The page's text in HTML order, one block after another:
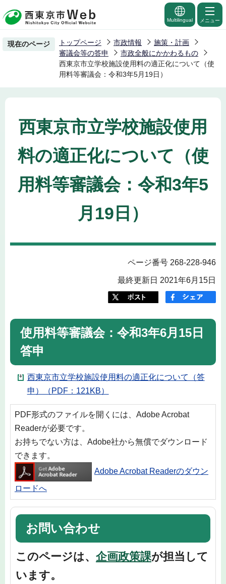
の
ー
先
頭
Multilingual メニュー
現在のページ トップページ 市政情報
施策・計画
審議会等の答申
市政全般にかかわるもの
西東京市立学校施設使用料の適正化について（使
用料等審議会：令和3年5月19日）
西東京市立学校施設使用
料の適正化について（使
用料等審議会：令和3年5
月19日）
ページ番号 268-228-946
最終更新日 2021年6月15日
使用料等審議会：令和3年6月15日
答申
西東京市立学校施設使用料の適正化について（答
申）（PDF：121KB）
PDF形式のファイルを開くには、Adobe Acrobat
Readerが必要です。
お持ちでない方は、Adobe社から無償でダウンロード
できます。
Adobe Acrobat Readerのダウン
ロードへ
お問い合わせ
このページは、 企画政策課が担当して
います。